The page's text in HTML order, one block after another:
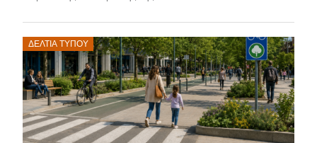
ΔΕΛΤΊΑ ΤΎΠΟΥ
Posted
on